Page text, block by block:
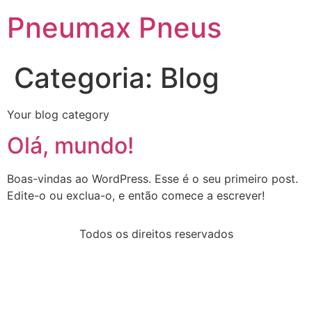
Pneumax Pneus
Categoria: Blog
Your blog category
Olá, mundo!
Boas-vindas ao WordPress. Esse é o seu primeiro post.
Edite-o ou exclua-o, e então comece a escrever!
Todos os direitos reservados